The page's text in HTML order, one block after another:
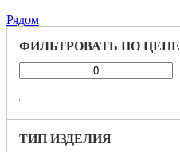
Рядом
ФИЛЬТРОВАТЬ ПО ЦЕНЕ
ТИП ИЗДЕЛИЯ